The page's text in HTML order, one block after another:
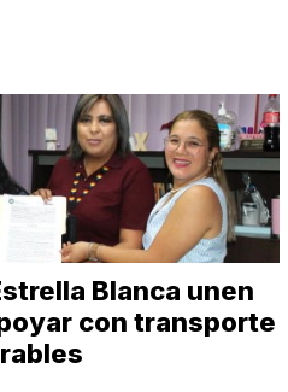
Blanca unen
con transporte